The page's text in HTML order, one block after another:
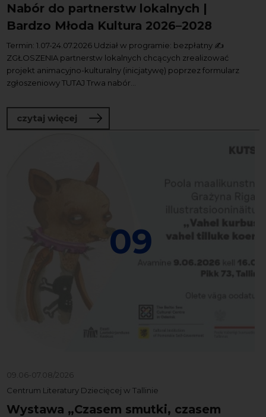
Nabór do partnerstw lokalnych |
Bardzo Młoda Kultura 2026–2028
Termin: 1.07-24.07.2026 Udział w programie: bezpłatny ✍️
ZGŁOSZENIA partnerstw lokalnych chcących zrealizować
projekt animacyjno-kulturalny (inicjatywę) poprzez formularz
zgłoszeniowy TUTAJ Trwa nabór...
czytaj więcej o Nabór do partnerstw lokalnych |
09
09.06-07.08/2026
Centrum Literatury Dziecięcej w Tallinie
Wystawa „Czasem smutki, czasem